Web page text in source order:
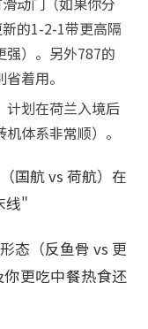
的1-2-1带更高隔
强）。另外787的
着用。
计划在荷兰入境后
体系非常顺）。
国航 vs 荷航）在
线"
态（反鱼骨 vs 更
更吃中餐热食还